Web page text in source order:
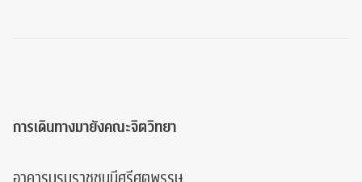
การเดินทางมายังคณะจิตวิทยา